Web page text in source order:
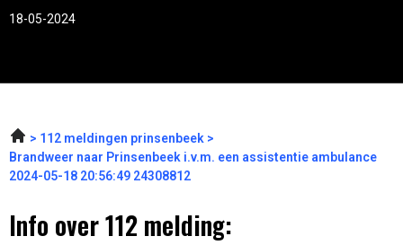
18-05-2024
112 meldingen prinsenbeek
Brandweer naar Prinsenbeek i.v.m. een assistentie ambulance
2024-05-18 20:56:49 24308812
Info over 112 melding: